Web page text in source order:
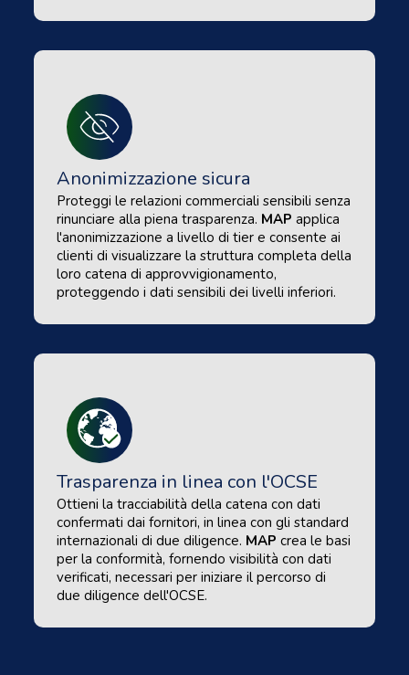
Anonimizzazione sicura
Proteggi le relazioni commerciali sensibili senza
rinunciare alla piena trasparenza. MAP applica
l'anonimizzazione a livello di tier e consente ai
clienti di visualizzare la struttura completa della
loro catena di approvvigionamento,
proteggendo i dati sensibili dei livelli inferiori.
Trasparenza in linea con l'OCSE
Ottieni la tracciabilità della catena con dati
confermati dai fornitori, in linea con gli standard
internazionali di due diligence. MAP crea le basi
per la conformità, fornendo visibilità con dati
verificati, necessari per iniziare il percorso di
due diligence dell'OCSE.